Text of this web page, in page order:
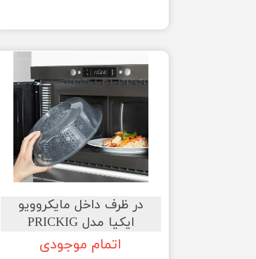
در ظرف داخل مایکروویو
ایکیا مدل PRICKIG
اتمام موجودی